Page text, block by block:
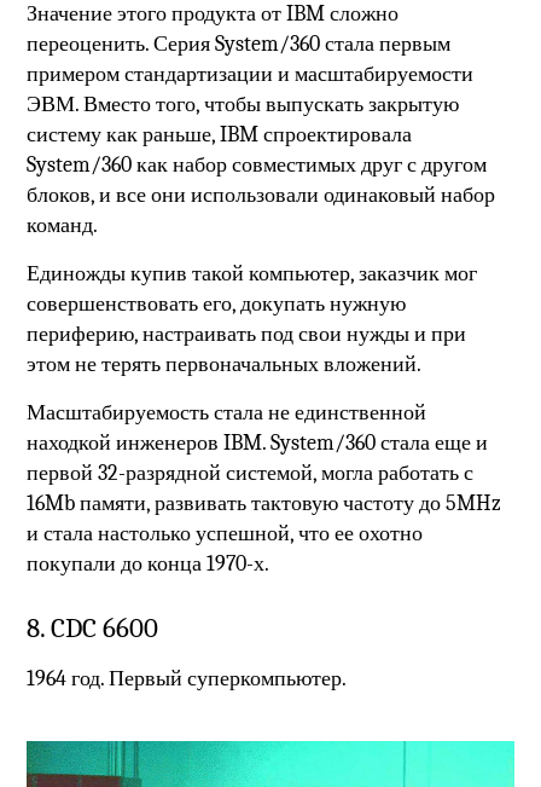
Значение этого продукта от IBM сложно
переоценить. Серия System/360 стала первым
примером стандартизации и масштабируемости
ЭВМ. Вместо того, чтобы выпускать закрытую
систему как раньше, IBM спроектировала
System/360 как набор совместимых друг с другом
блоков, и все они использовали одинаковый набор
команд.
Единожды купив такой компьютер, заказчик мог
совершенствовать его, докупать нужную
периферию, настраивать под свои нужды и при
этом не терять первоначальных вложений.
Масштабируемость стала не единственной
находкой инженеров IBM. System/360 стала еще и
первой 32-разрядной системой, могла работать с
16Mb памяти, развивать тактовую частоту до 5MHz
и стала настолько успешной, что ее охотно
покупали до конца 1970-х.
8. CDC 6600
1964 год. Первый суперкомпьютер.